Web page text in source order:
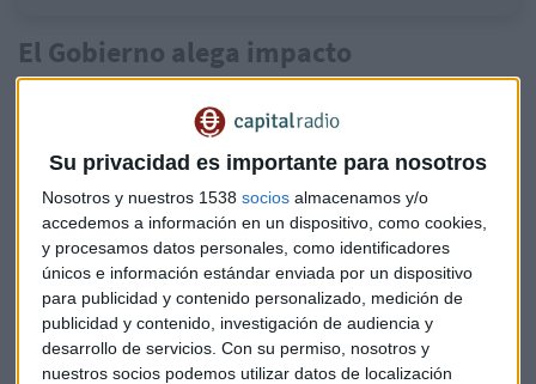
Su privacidad es importante para nosotros
Nosotros y nuestros 1538 socios almacenamos y/o
accedemos a información en un dispositivo, como cookies,
y procesamos datos personales, como identificadores
únicos e información estándar enviada por un dispositivo
para publicidad y contenido personalizado, medición de
publicidad y contenido, investigación de audiencia y
desarrollo de servicios. Con su permiso, nosotros y
nuestros socios podemos utilizar datos de localización
El Gobierno alega impacto
medioambiental
Dice Bellón que no entienden esa paralización. "No
entendemos que pueda haber impacto medioambiental de
ninguna forma [...] Todo ello y con la declaración de
impacto ambiental favorable, pues no entendemos cuál
puede ser el problema". Y adjunta que, pese a que no busca
hacer ninguna especulación relativa a cambios políticos,
indica que "este proyecto ha sido paralizado por una
cuestión puramente política e ideológica del Gobierno
actual".